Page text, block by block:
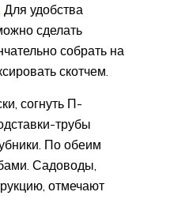
. Для удобства
сделать
собрать на
скотчем.
согнуть П-
трубы
По обеим
Садоводы,
отмечают